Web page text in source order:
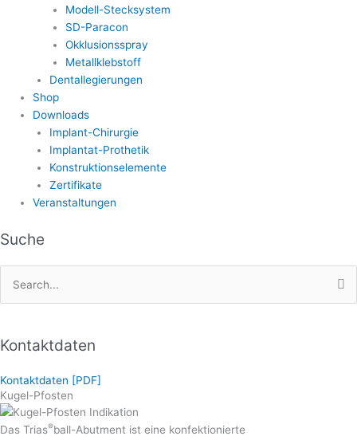
Modell-Stecksystem
SD-Paracon
Okklusionsspray
Metallklebstoff
Dentallegierungen
Shop
Downloads
Implant-Chirurgie
Implantat-Prothetik
Konstruktionselemente
Zertifikate
Veranstaltungen
Suche
Search
for:
Kontaktdaten
Kontaktdaten [PDF]
Kugel-Pfosten
Das Trias®ball-Abutment ist eine konfektionierte